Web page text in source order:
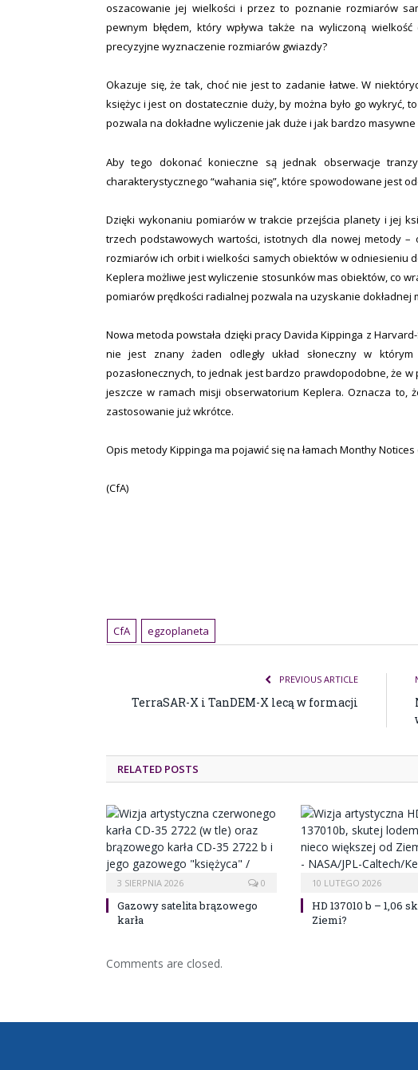
oszacowanie jej wielkości i przez to poznanie rozmiarów
pewnym błędem, który wpływa także na wyliczoną
precyzyjne wyznaczenie rozmiarów gwiazdy?
Okazuje się, że tak, choć nie jest to zadanie łatwe. W
księżyc i jest on dostatecznie duży, by można było go wykryć,
pozwala na dokładne wyliczenie jak duże i jak bardzo
Aby tego dokonać konieczne są jednak obserwacje
charakterystycznego “wahania się”, które spowodowane jest
Dzięki wykonaniu pomiarów w trakcie przejścia planety i jej
trzech podstawowych wartości, istotnych dla nowej metody
rozmiarów ich orbit i wielkości samych obiektów w odniesieniu
Keplera możliwe jest wyliczenie stosunków mas obiektów, co
pomiarów prędkości radialnej pozwala na uzyskanie dokładnej
Nowa metoda powstała dzięki pracy Davida Kippinga z
nie jest znany żaden odległy układ słoneczny w
pozasłonecznych, to jednak jest bardzo prawdopodobne, że w
jeszcze w ramach misji obserwatorium Keplera. Oznacza to,
zastosowanie już wkrótce.
Opis metody Kippinga ma pojawić się na łamach Monthy
(CfA)
CfA egzoplaneta
PREVIOUS ARTICLE
TerraSAR-X i TanDEM-X lecą w formacji
RELATED POSTS
3 SIERPNIA 2026 0
Gazowy satelita brązowego
karła
10 LUTEGO 2026
HD 137010 b – 1,06
Ziemi?
Comments are closed.